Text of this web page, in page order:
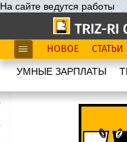
На сайте ведутся работы
НОВОЕ СТАТЬИ
УМНЫЕ ЗАРПЛАТЫ